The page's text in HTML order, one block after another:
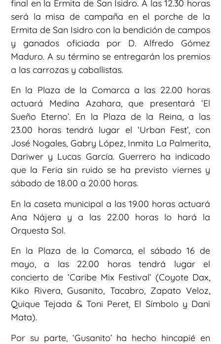
final en la Ermita de San Isidro. A las 12.30 horas
será la misa de campaña en el porche de la
Ermita de San Isidro con la bendición de campos
y ganados oficiada por D. Alfredo Gómez
Maduro. A su término se entregarán los premios
a las carrozas y caballistas.
En la Plaza de la Comarca a las 22.00 horas
actuará Medina Azahara, que presentará ‘El
Sueño Eterno’. En la Plaza de la Reina, a las
23.00 horas tendrá lugar el ‘Urban Fest’, con
José Nogales, Gabry López, Inmita La Palmerita,
Dariwer y Lucas García. Guerrero ha indicado
que la Feria sin ruido se ha previsto viernes y
sábado de 18.00 a 20.00 horas.
En la caseta municipal a las 19.00 horas actuará
Ana Nájera y a las 22.00 horas lo hará la
Orquesta Sol.
En la Plaza de la Comarca, el sábado 16 de
mayo, a las 22.00 horas tendrá lugar el
concierto de ‘Caribe Mix Festival’ (Coyote Dax,
Kiko Rivera, Gusanito, Tacabro, Zapato Veloz,
Quique Tejada & Toni Peret, El Símbolo y Dani
Mata).
Por su parte, ‘Gusanito’ ha hecho hincapié en